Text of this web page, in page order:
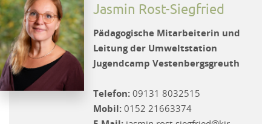
Jasmin Rost-Siegfried
Pädagogische Mitarbeiterin und
Leitung der Umweltstation
Jugendcamp Vestenbergsgreuth
Telefon: 09131 8032515
Mobil: 0152 21663374